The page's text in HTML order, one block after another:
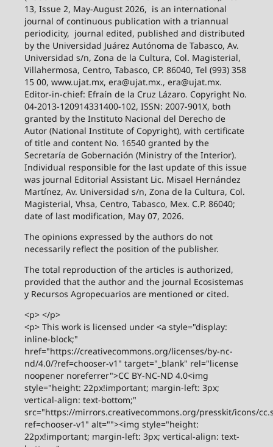
o. niloticus
ECOSISTEMAS Y RECURSOS AGROPECUARIOS
(ECOSYSTEMS AND AGRICULTURAL RESOURCES), Year
13, Issue 2, May-August 2026,is an international
journal of continuous publication with a triannual
periodicity,journal edited, published and distributed
by the Universidad Juárez Autónoma de Tabasco, Av.
Universidad s/n, Zona de la Cultura, Col. Magisterial,
Villahermosa, Centro, Tabasco, CP. 86040, Tel (993) 358
15 00, www.ujat.mx, era@ujat.mx., era@ujat.mx.
Editor-in-chief: Efraín de la Cruz Lázaro. Copyright No.
04-2013-120914331400-102, ISSN: 2007-901X, both
granted by the Instituto Nacional del Derecho de
Autor (National Institute of Copyright), with certificate
of title and content No. 16540 granted by the
Secretaría de Gobernación (Ministry of the Interior).
Individual responsible for the last update of this issue
was journal Editorial Assistant Lic. Misael Hernández
Martínez, Av. Universidad s/n, Zona de la Cultura, Col.
Magisterial, Vhsa, Centro, Tabasco, Mex. C.P. 86040;
The opinions expressed by the authors do not
necessarily reflect the position of the publisher.
The total reproduction of the articles is authorized,
provided that the author and the journal Ecosistemas
y Recursos Agropecuarios are mentioned or cited.
<p> </p>
<p> This work is licensed under <a style="display:
inline-block;"
href="https://creativecommons.org/licenses/by-nc-